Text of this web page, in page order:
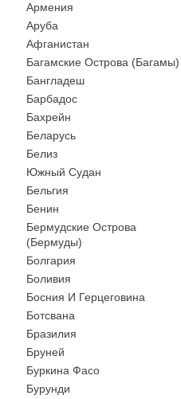
Армения
Аруба
Афганистан
Багамские Острова (Багамы)
Бангладеш
Барбадос
Бахрейн
Беларусь
Белиз
Южный Судан
Бельгия
Бенин
Бермудские Острова
(Бермуды)
Болгария
Боливия
Босния И Герцеговина
Ботсвана
Бразилия
Бруней
Буркина Фасо
Бурунди